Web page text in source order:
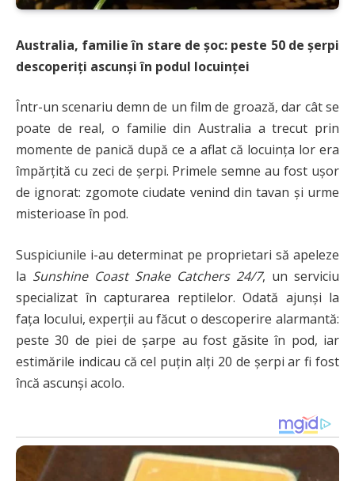
Australia, familie în stare de șoc: peste 50 de șerpi
descoperiți ascunși în podul locuinței
Într-un scenariu demn de un film de groază, dar cât se
poate de real, o familie din Australia a trecut prin
momente de panică după ce a aflat că locuința lor era
împărțită cu zeci de șerpi. Primele semne au fost ușor
de ignorat: zgomote ciudate venind din tavan și urme
misterioase în pod.
Suspiciunile i-au determinat pe proprietari să apeleze
la Sunshine Coast Snake Catchers 24/7, un serviciu
specializat în capturarea reptilelor. Odată ajunși la
fața locului, experții au făcut o descoperire alarmantă:
peste 30 de piei de șarpe au fost găsite în pod, iar
estimările indicau că cel puțin alți 20 de șerpi ar fi fost
încă ascunși acolo.